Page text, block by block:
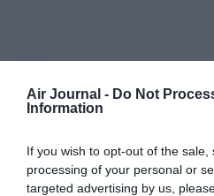
Air Journal - Do Not
Information
If you wish to opt-out of the
processing of your personal or
targeted advertising by us,
Quelle naïve
période très récente,
ses consoeurs
stratégiques